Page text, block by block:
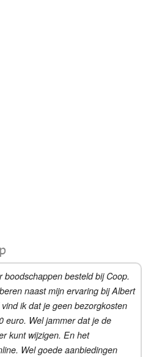
boodschappen besteld bij Coop.
naast mijn ervaring bij Albert
ik dat je geen bezorgkosten
euro. Wel jammer dat je de
kunt wijzigen. En het
Wel goede aanbiedingen